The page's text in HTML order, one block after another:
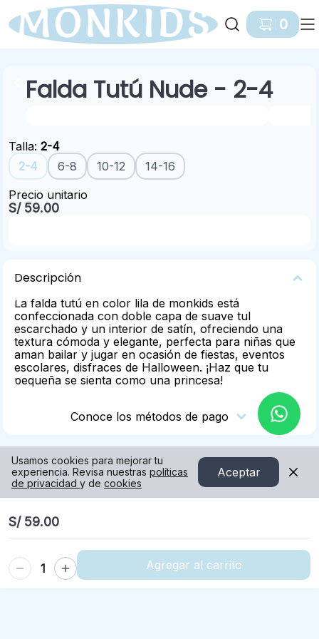
Ir a Inicio
0
Falda Tutú Nude - 2-4
Talla: 2-4
2-4
6-8 10-12
14-16
Precio unitario
S/ 59.00
Descripción
La falda tutú en color lila de monkids está
confeccionada con doble capa de suave tul
escarchado y un interior de satín, ofreciendo una
textura cómoda y elegante, perfecta para niñas que
aman bailar y jugar en ocasión de fiestas, eventos
escolares, disfraces de Halloween. ¡Haz que tu
pequeña se sienta como una princesa!
Conoce los métodos de pago
Usamos cookies para mejorar tu
experiencia. Revisa nuestras políticas
de privacidad y de cookies
Aceptar
S/ 59.00
1 Agregar al carrito